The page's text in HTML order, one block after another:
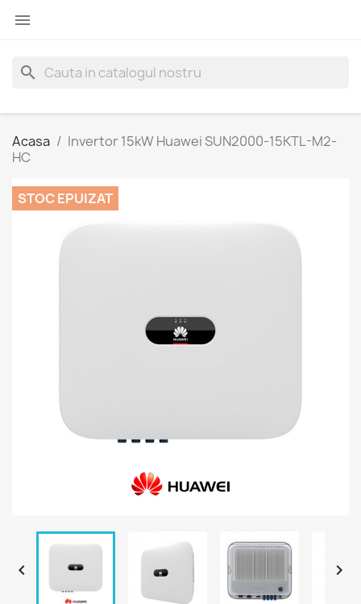

search
Acasa
Invertor 15kW Huawei SUN2000-15KTL-M2-
HC
STOC EPUIZAT
 